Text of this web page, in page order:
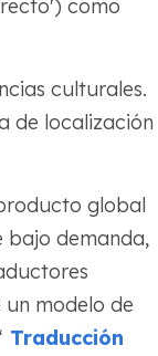
como
culturales.
de localización
global
bajo demanda,
modelo de
Traducción